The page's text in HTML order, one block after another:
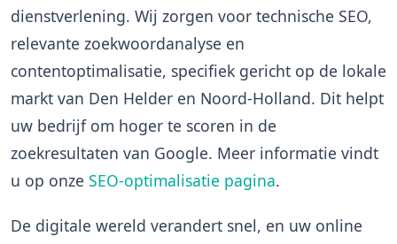
dienstverlening. Wij zorgen voor technische SEO,
relevante zoekwoordanalyse en
contentoptimalisatie, specifiek gericht op de lokale
markt van Den Helder en Noord-Holland. Dit helpt
uw bedrijf om hoger te scoren in de
zoekresultaten van Google. Meer informatie vindt
u op onze SEO-optimalisatie pagina.
De digitale wereld verandert snel, en uw online